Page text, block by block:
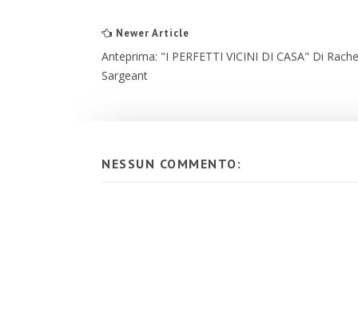
Newer Article
Anteprima: "I PERFETTI VICINI DI CASA" Di
Sargeant
NESSUN COMMENTO: